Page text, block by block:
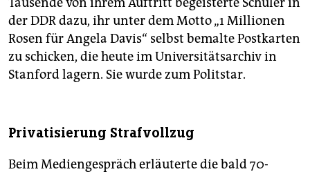
der DDR dazu, ihr unter dem Motto „1 Millionen
Rosen für Angela Davis“ selbst bemalte Postkarten
zu schicken, die heute im Universitätsarchiv in
Stanford lagern. Sie wurde zum Politstar.
Privatisierung Strafvollzug
Beim Mediengespräch erläuterte die bald 70-